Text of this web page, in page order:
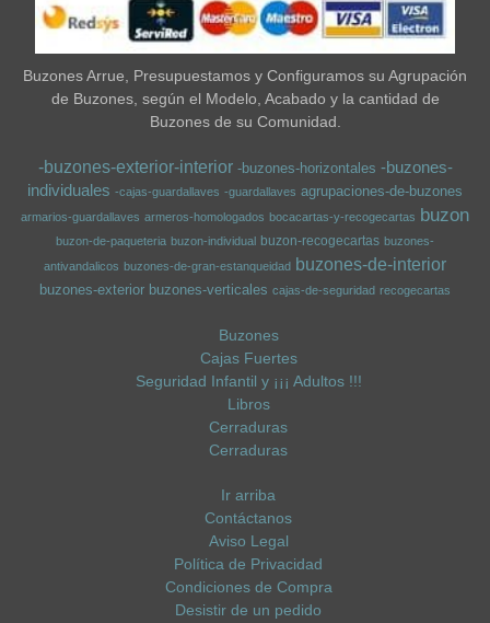
Buzones Arrue, Presupuestamos y Configuramos su Agrupación
de Buzones, según el Modelo, Acabado y la cantidad de
Buzones de su Comunidad.
-buzones-exterior-interior -buzones-horizontales -buzones-
individuales -cajas-guardallaves -guardallaves agrupaciones-de-buzones
armarios-guardallaves armeros-homologados bocacartas-y-recogecartas buzon
buzon-de-paqueteria buzon-individual buzon-recogecartas buzones-
antivandalicos buzones-de-gran-estanqueidad buzones-de-interior
buzones-exterior buzones-verticales cajas-de-seguridad recogecartas
Buzones
Cajas Fuertes
Seguridad Infantil y ¡¡¡ Adultos !!!
Libros
Cerraduras
Cerraduras
Ir arriba
Contáctanos
Aviso Legal
Política de Privacidad
Condiciones de Compra
Desistir de un pedido